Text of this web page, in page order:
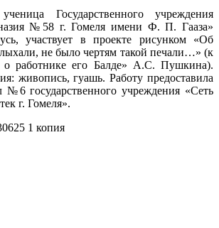
Государственного учреждения
№58 г. Гомеля имени Ф. П. Гааза»
участвует в проекте рисунком «Об
не было чертям такой печали…» (к
работнике его Балде» А.С. Пушкина).
живопись, гуашь. Работу предоставила
№6 государственного учреждения «Сеть
г. Гомеля».